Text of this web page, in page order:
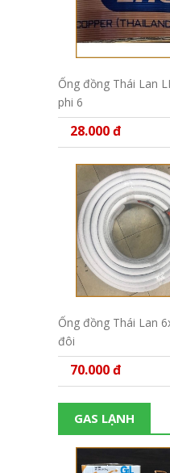
Ống đồng Thái Lan
phi 6
28.000 đ
Ống đồng Thái Lan
đôi
70.000 đ
GAS LẠNH